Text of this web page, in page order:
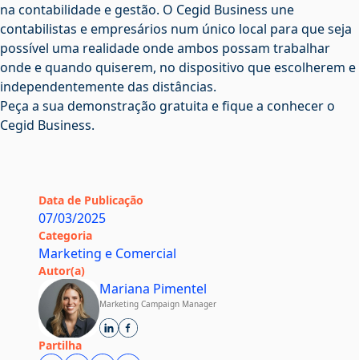
na contabilidade e gestão. O Cegid Business une
contabilistas e empresários num único local para que seja
possível uma realidade onde ambos possam trabalhar
onde e quando quiserem, no dispositivo que escolherem e
independentemente das distâncias.
Peça a sua demonstração gratuita e fique a conhecer o
Cegid Business.
Data de Publicação
07/03/2025
Categoria
Marketing e Comercial
Autor(a)
Mariana Pimentel
Marketing Campaign Manager
Partilha